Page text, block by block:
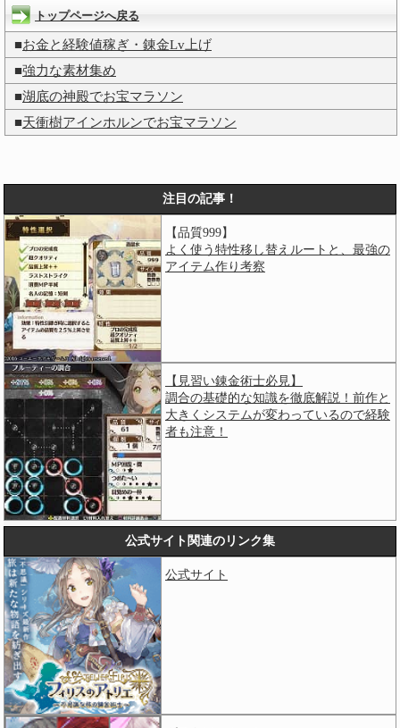
トップページへ戻る
■お金と経験値稼ぎ・錬金Lv上げ
■強力な素材集め
■湖底の神殿でお宝マラソン
■天衝樹アインホルンでお宝マラソン
注目の記事！
【品質999】
よく使う特性移し替えルートと、最強の
アイテム作り考察
【見習い錬金術士必見】
調合の基礎的な知識を徹底解説！前作と
大きくシステムが変わっているので経験
者も注意！
公式サイト関連のリンク集
公式サイト